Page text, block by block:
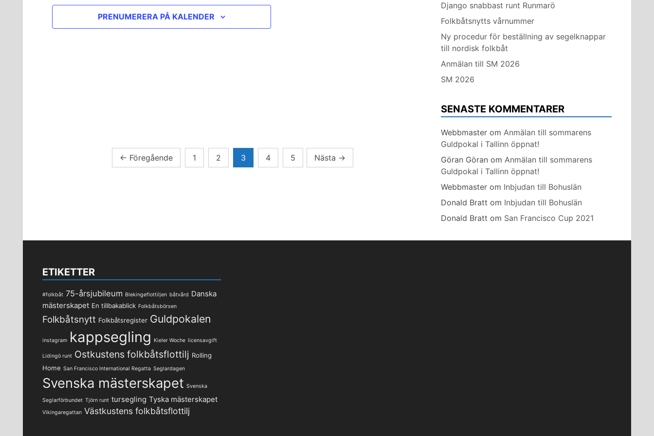
PRENUMERERA PÅ KALENDER
← Föregående 1 2 3 4 5 Nästa →
Django snabbast runt Runmarö
Folkbåtsnytts vårnummer
Ny procedur för beställning av segelknappar
till nordisk folkbåt
Anmälan till SM 2026
SM 2026
SENASTE KOMMENTARER
Webbmaster om Anmälan till sommarens
Guldpokal i Tallinn öppnat!
Göran Göran om Anmälan till sommarens
Guldpokal i Tallinn öppnat!
Webbmaster om Inbjudan till Bohuslän
Donald Bratt om Inbjudan till Bohuslän
Donald Bratt om San Francisco Cup 2021
ETIKETTER
#folkbåt 75-årsjubileum Blekingeflottiljen båtvård Danska
mästerskapet En tillbakablick Folkbåtsbörsen
Folkbåtsnytt Folkbåtsregister Guldpokalen
instagram kappsegling Kieler Woche licensavgift
Lidingö runt Ostkustens folkbåtsflottilj Rolling
Home San Francisco International Regatta Seglardagen
Svenska mästerskapet Svenska
Seglarförbundet Tjörn runt tursegling Tyska mästerskapet
Vikingaregattan Västkustens folkbåtsflottilj